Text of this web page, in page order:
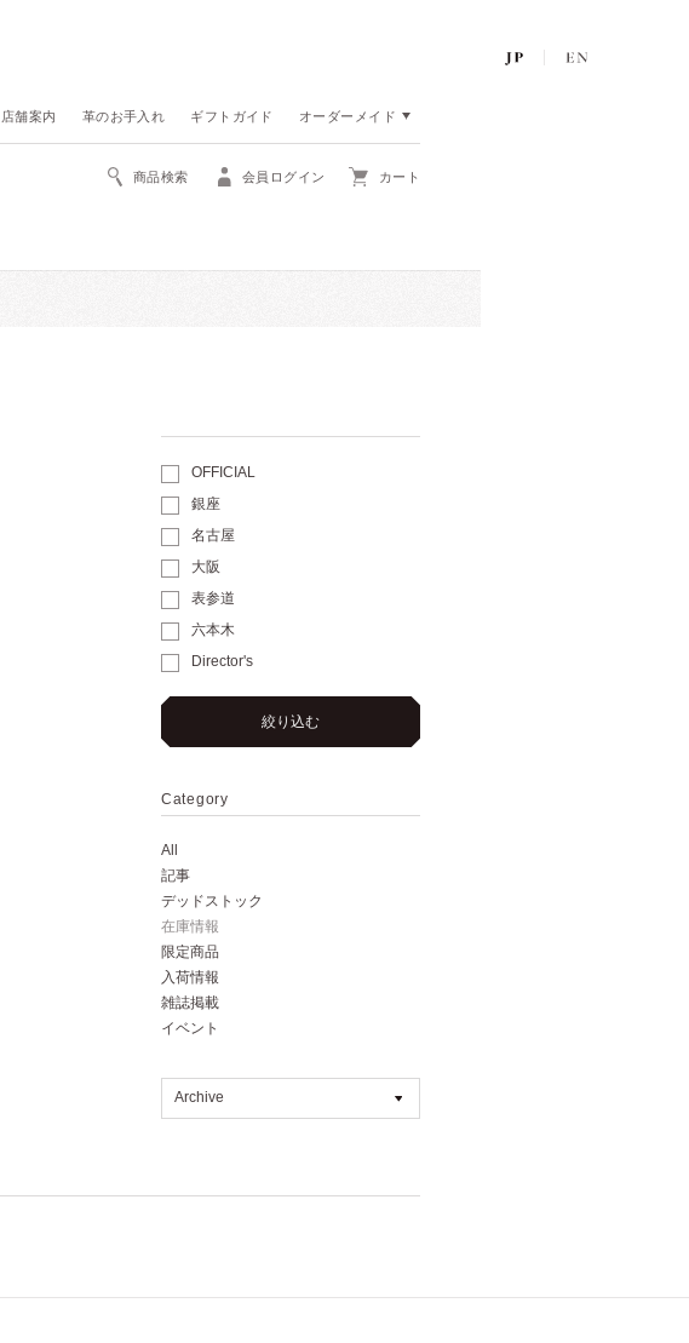
店舗案内 革のお手入れ ギフトガイド オーダーメイド
商品検索 会員ログイン カート
OFFICIAL
銀座
名古屋
大阪
表参道
六本木
Director's
絞り込む
Category
All
記事
デッドストック
在庫情報
限定商品
入荷情報
雑誌掲載
イベント
Archive
2026年4月 [7]